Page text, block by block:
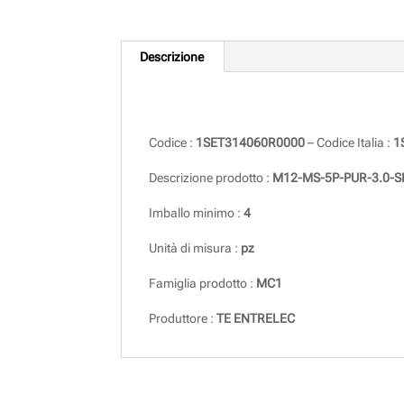
Descrizione
Codice : 1SET314060R0000– Codice Italia :
Descrizione prodotto : M12-MS-5P-PUR-3.0-
Imballo minimo :4
Unità di misura : pz
Famiglia prodotto : MC1
Produttore :TE ENTRELEC